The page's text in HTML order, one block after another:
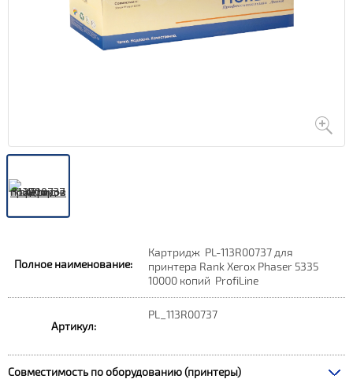
Полное наименование:
Картридж PL-113R00737 для
принтера Rank Xerox Phaser 5335
10000 копий ProfiLine
Артикул:
PL_113R00737
Совместимость по оборудованию (принтеры)